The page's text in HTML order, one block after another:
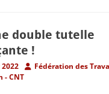
double tutelle
!
AuthorFédération des
- CNT